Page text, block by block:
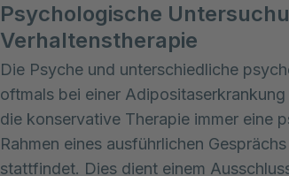
Psychologische
Verhaltenstherapie
Die Psyche und unterschiedliche
oftmals bei einer
die konservative Therapie immer eine
Rahmen eines ausführlichen
stattfindet. Dies dient einem